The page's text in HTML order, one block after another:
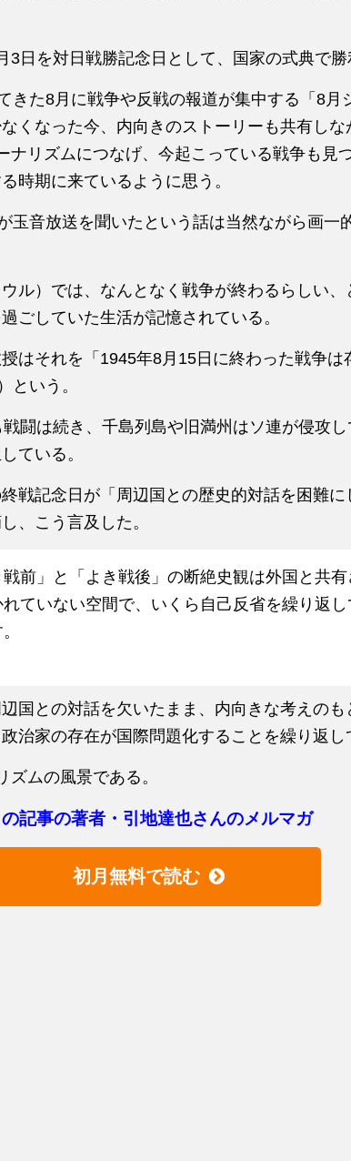
3日を対日戦勝記念日として、国家の式典で勝
きた8月に戦争や反戦の報道が集中する「8月
くなった今、内向きのストーリーも共有しな
ナリズムにつなげ、今起こっている戦争も見
時期に来ているように思う。
玉音放送を聞いたという話は当然ながら画一
ル）では、なんとなく戦争が終わるらしい、
ごしていた生活が記憶されている。
はそれを「1945年8月15日に終わった戦争は
という。
闘は続き、千島列島や旧満州はソ連が侵攻
ている。
戦記念日が「周辺国との歴史的対話を困難に
、こう言及した。
前」と「よき戦後」の断絶史観は外国と共
ていない空間で、いくら自己反省を繰り返
国との対話を欠いたまま、内向きな考えのも
治家の存在が国際問題化することを繰り返し
ズムの風景である。
の記事の著者・引地達也さんのメルマガ
初月無料で読む